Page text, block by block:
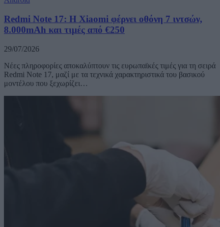
Redmi Note 17: Η Xiaomi φέρνει οθόνη 7 ιντσών,
8.000mAh και τιμές από €250
29/07/2026
Νέες πληροφορίες αποκαλύπτουν τις ευρωπαϊκές τιμές για τη σειρά
Redmi Note 17, μαζί με τα τεχνικά χαρακτηριστικά του βασικού
μοντέλου που ξεχωρίζει…